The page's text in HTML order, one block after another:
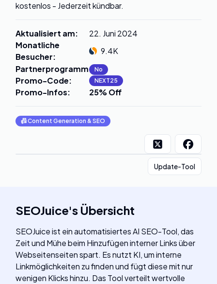
kostenlos - Jederzeit kündbar.
Aktualisiert am:
22. Juni 2024
Monatliche
Besucher:
9.4K
Partnerprogramm: No
Promo-Code: NEXT25
Promo-Infos: 25% Off
📠Content Generation & SEO
Update-Tool
SEOJuice's Übersicht
SEOJuice ist ein automatisiertes AI SEO-Tool, das
Zeit und Mühe beim Hinzufügen interner Links über
Webseitenseiten spart. Es nutzt KI, um interne
Linkmöglichkeiten zu finden und fügt diese mit nur
wenigen Klicks hinzu. Das Tool verteilt wertvolle